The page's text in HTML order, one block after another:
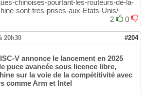
chinoises-pourtant-les-routeurs-de-la-
sont-tres-prises-aux-Etats-Unis/
2
0
20h30 #204
V annonce le lancement en 2025
puce avancée sous licence libre,
sur la voie de la compétitivité avec
comme Arm et Intel